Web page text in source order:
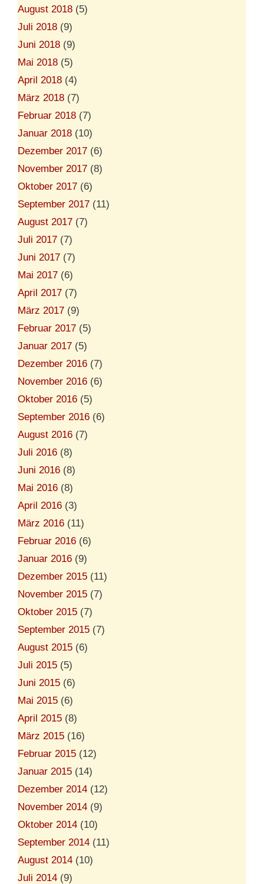
August 2018 (5)
Juli 2018 (9)
Juni 2018 (9)
Mai 2018 (5)
April 2018 (4)
März 2018 (7)
Februar 2018 (7)
Januar 2018 (10)
Dezember 2017 (6)
November 2017 (8)
Oktober 2017 (6)
September 2017 (11)
August 2017 (7)
Juli 2017 (7)
Juni 2017 (7)
Mai 2017 (6)
April 2017 (7)
März 2017 (9)
Februar 2017 (5)
Januar 2017 (5)
Dezember 2016 (7)
November 2016 (6)
Oktober 2016 (5)
September 2016 (6)
August 2016 (7)
Juli 2016 (8)
Juni 2016 (8)
Mai 2016 (8)
April 2016 (3)
März 2016 (11)
Februar 2016 (6)
Januar 2016 (9)
Dezember 2015 (11)
November 2015 (7)
Oktober 2015 (7)
September 2015 (7)
August 2015 (6)
Juli 2015 (5)
Juni 2015 (6)
Mai 2015 (6)
April 2015 (8)
März 2015 (16)
Februar 2015 (12)
Januar 2015 (14)
Dezember 2014 (12)
November 2014 (9)
Oktober 2014 (10)
September 2014 (11)
August 2014 (10)
Juli 2014 (9)